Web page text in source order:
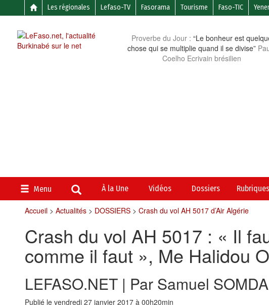
Les régionales Lefaso-TV Fasorama Tourisme Faso-TIC
Proverbe du Jour : “Le bonheur est
chose qui se multiplie quand il se divise”
Coelho Ecrivain brésilien
Menu À la Une Vidéos Dossiers Rubriques
Accueil> Actualités> DOSSIERS> Crash du vol AH 5017 d’Air Algérie
Crash du vol AH 5017 : « Il
comme il faut », Me Halidou
LEFASO.NET | Par Samuel SOMDA
Publié le vendredi 27 janvier 2017 à 00h20min